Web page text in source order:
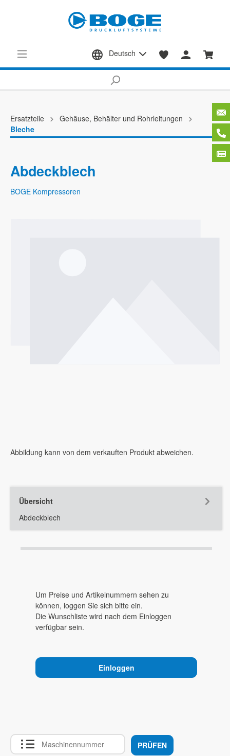
Deutsch
Ersatzteile
Gehäuse, Behälter und Rohrleitungen
Bleche
Abdeckblech
BOGE Kompressoren
Abbildung kann von dem verkauften Produkt abweichen.
Übersicht
Abdeckblech
Um Preise und Artikelnummern sehen zu
können, loggen Sie sich bitte ein.
Die Wunschliste wird nach dem Einloggen
verfügbar sein.
Einloggen
PRÜFEN